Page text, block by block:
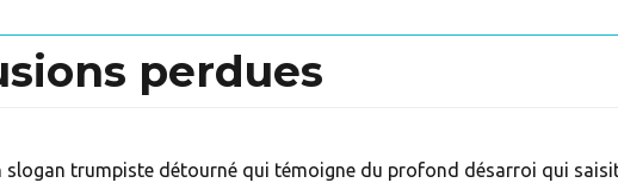
perdues
slogan trumpiste détourné qui témoigne du profond désarroi qui